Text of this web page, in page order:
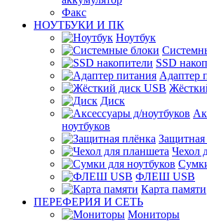
Факс
НОУТБУКИ И ПК
Ноутбук
SSD
Адаптер
Диск
ноутбуков
Защитная
Чехол
ФЛЕШ USB
Карта памяти
ПЕРЕФЕРИЯ И СЕТЬ
Мониторы